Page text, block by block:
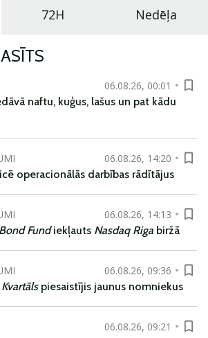
72H Nedēļa
06.08.26, 00:01
naftu, kuģus, lašus un pat kādu
06.08.26, 14:20
operacionālās darbības rādītājus
06.08.26, 14:13
Fundiekļauts Nasdaq Riga biržā
06.08.26, 09:36
piesaistījis jaunus nomniekus
06.08.26, 09:21